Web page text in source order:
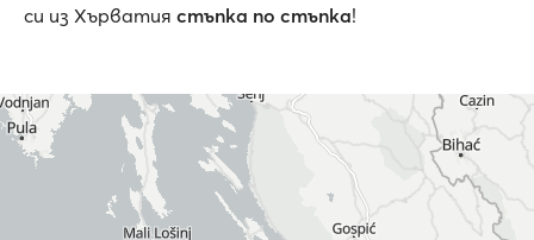
си из Хърватия стъпка по стъпка!